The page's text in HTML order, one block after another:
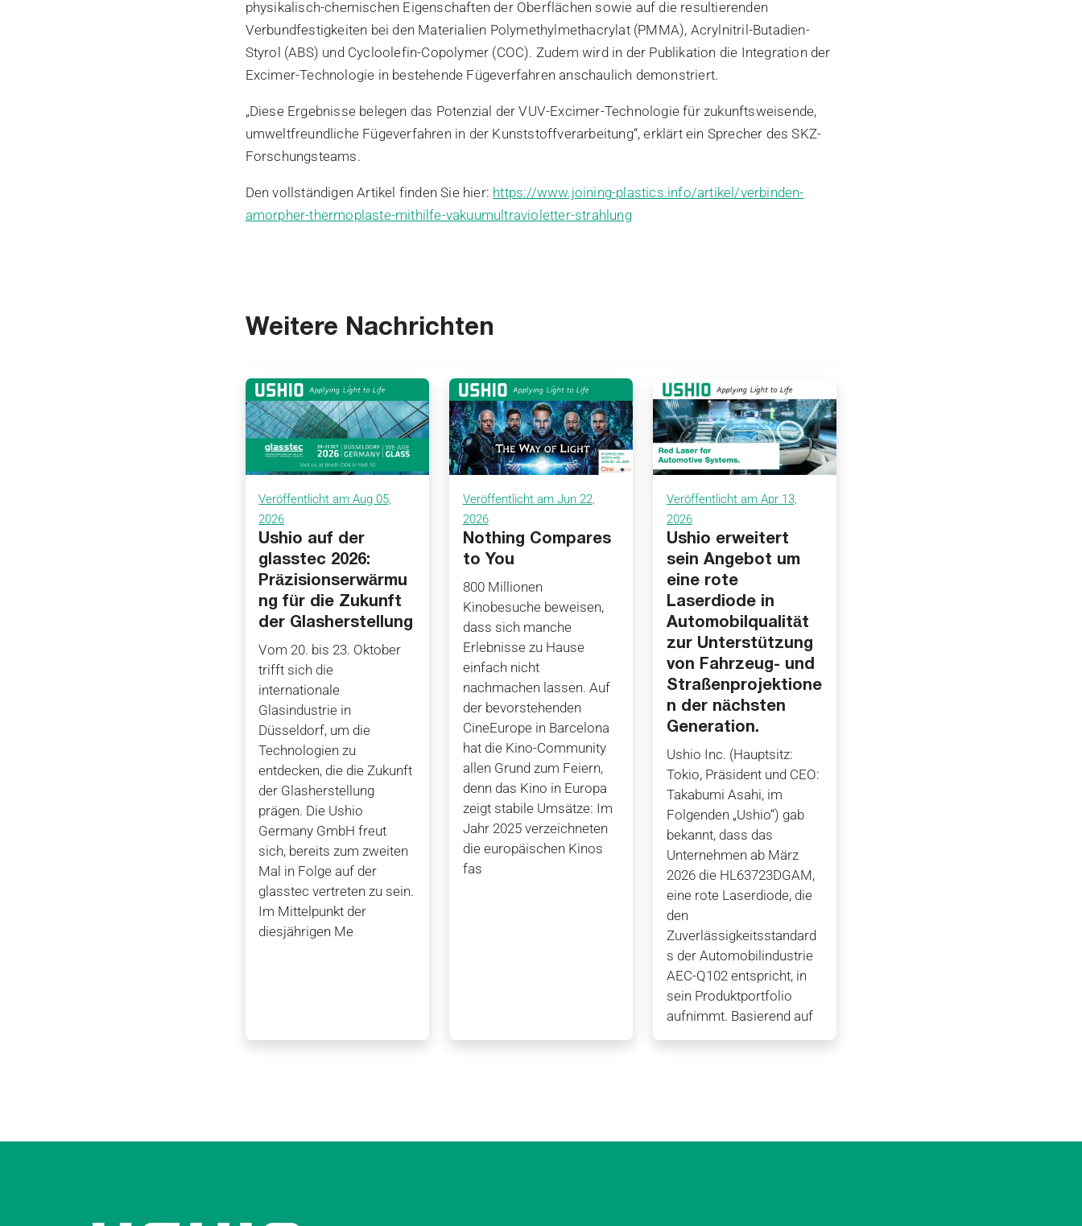
physikalisch-chemischen Eigenschaften der Oberflächen sowie auf die resultierenden
Verbundfestigkeiten bei den Materialien Polymethylmethacrylat (PMMA), Acrylnitril-Butadien-
Styrol (ABS) und Cycloolefin-Copolymer (COC). Zudem wird in der Publikation die Integration der
Excimer-Technologie in bestehende Fügeverfahren anschaulich demonstriert.
„Diese Ergebnisse belegen das Potenzial der VUV-Excimer-Technologie für zukunftsweisende,
umweltfreundliche Fügeverfahren in der Kunststoffverarbeitung“, erklärt ein Sprecher des SKZ-
Forschungsteams.
Den vollständigen Artikel finden Sie hier: https://www.joining-plastics.info/artikel/verbinden-
amorpher-thermoplaste-mithilfe-vakuumultravioletter-strahlung
Weitere Nachrichten
Veröffentlicht am Aug 05,
2026
Ushio auf der
glasstec 2026:
Präzisionserwärmu
ng für die Zukunft
der Glasherstellung
Vom 20. bis 23. Oktober
trifft sich die
internationale
Glasindustrie in
Düsseldorf, um die
Technologien zu
entdecken, die die Zukunft
der Glasherstellung
prägen. Die Ushio
Germany GmbH freut
sich, bereits zum zweiten
Mal in Folge auf der
glasstec vertreten zu sein.
Im Mittelpunkt der
diesjährigen Me
Veröffentlicht am Jun 22,
2026
Nothing Compares
to You
800 Millionen
Kinobesuche beweisen,
dass sich manche
Erlebnisse zu Hause
einfach nicht
nachmachen lassen. Auf
der bevorstehenden
CineEurope in Barcelona
hat die Kino-Community
allen Grund zum Feiern,
denn das Kino in Europa
zeigt stabile Umsätze: Im
Jahr 2025 verzeichneten
die europäischen Kinos
fas
Veröffentlicht am Apr 13,
2026
Ushio erweitert
sein Angebot um
eine rote
Laserdiode in
Automobilqualität
zur Unterstützung
von Fahrzeug- und
Straßenprojektione
n der nächsten
Generation.
Ushio Inc. (Hauptsitz:
Tokio, Präsident und CEO:
Takabumi Asahi, im
Folgenden „Ushio“) gab
bekannt, dass das
Unternehmen ab März
2026 die HL63723DGAM,
eine rote Laserdiode, die
den
Zuverlässigkeitsstandard
s der Automobilindustrie
AEC-Q102 entspricht, in
sein Produktportfolio
aufnimmt. Basierend auf